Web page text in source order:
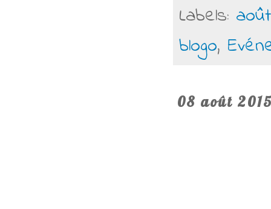
Labels:
blogo,
08 août